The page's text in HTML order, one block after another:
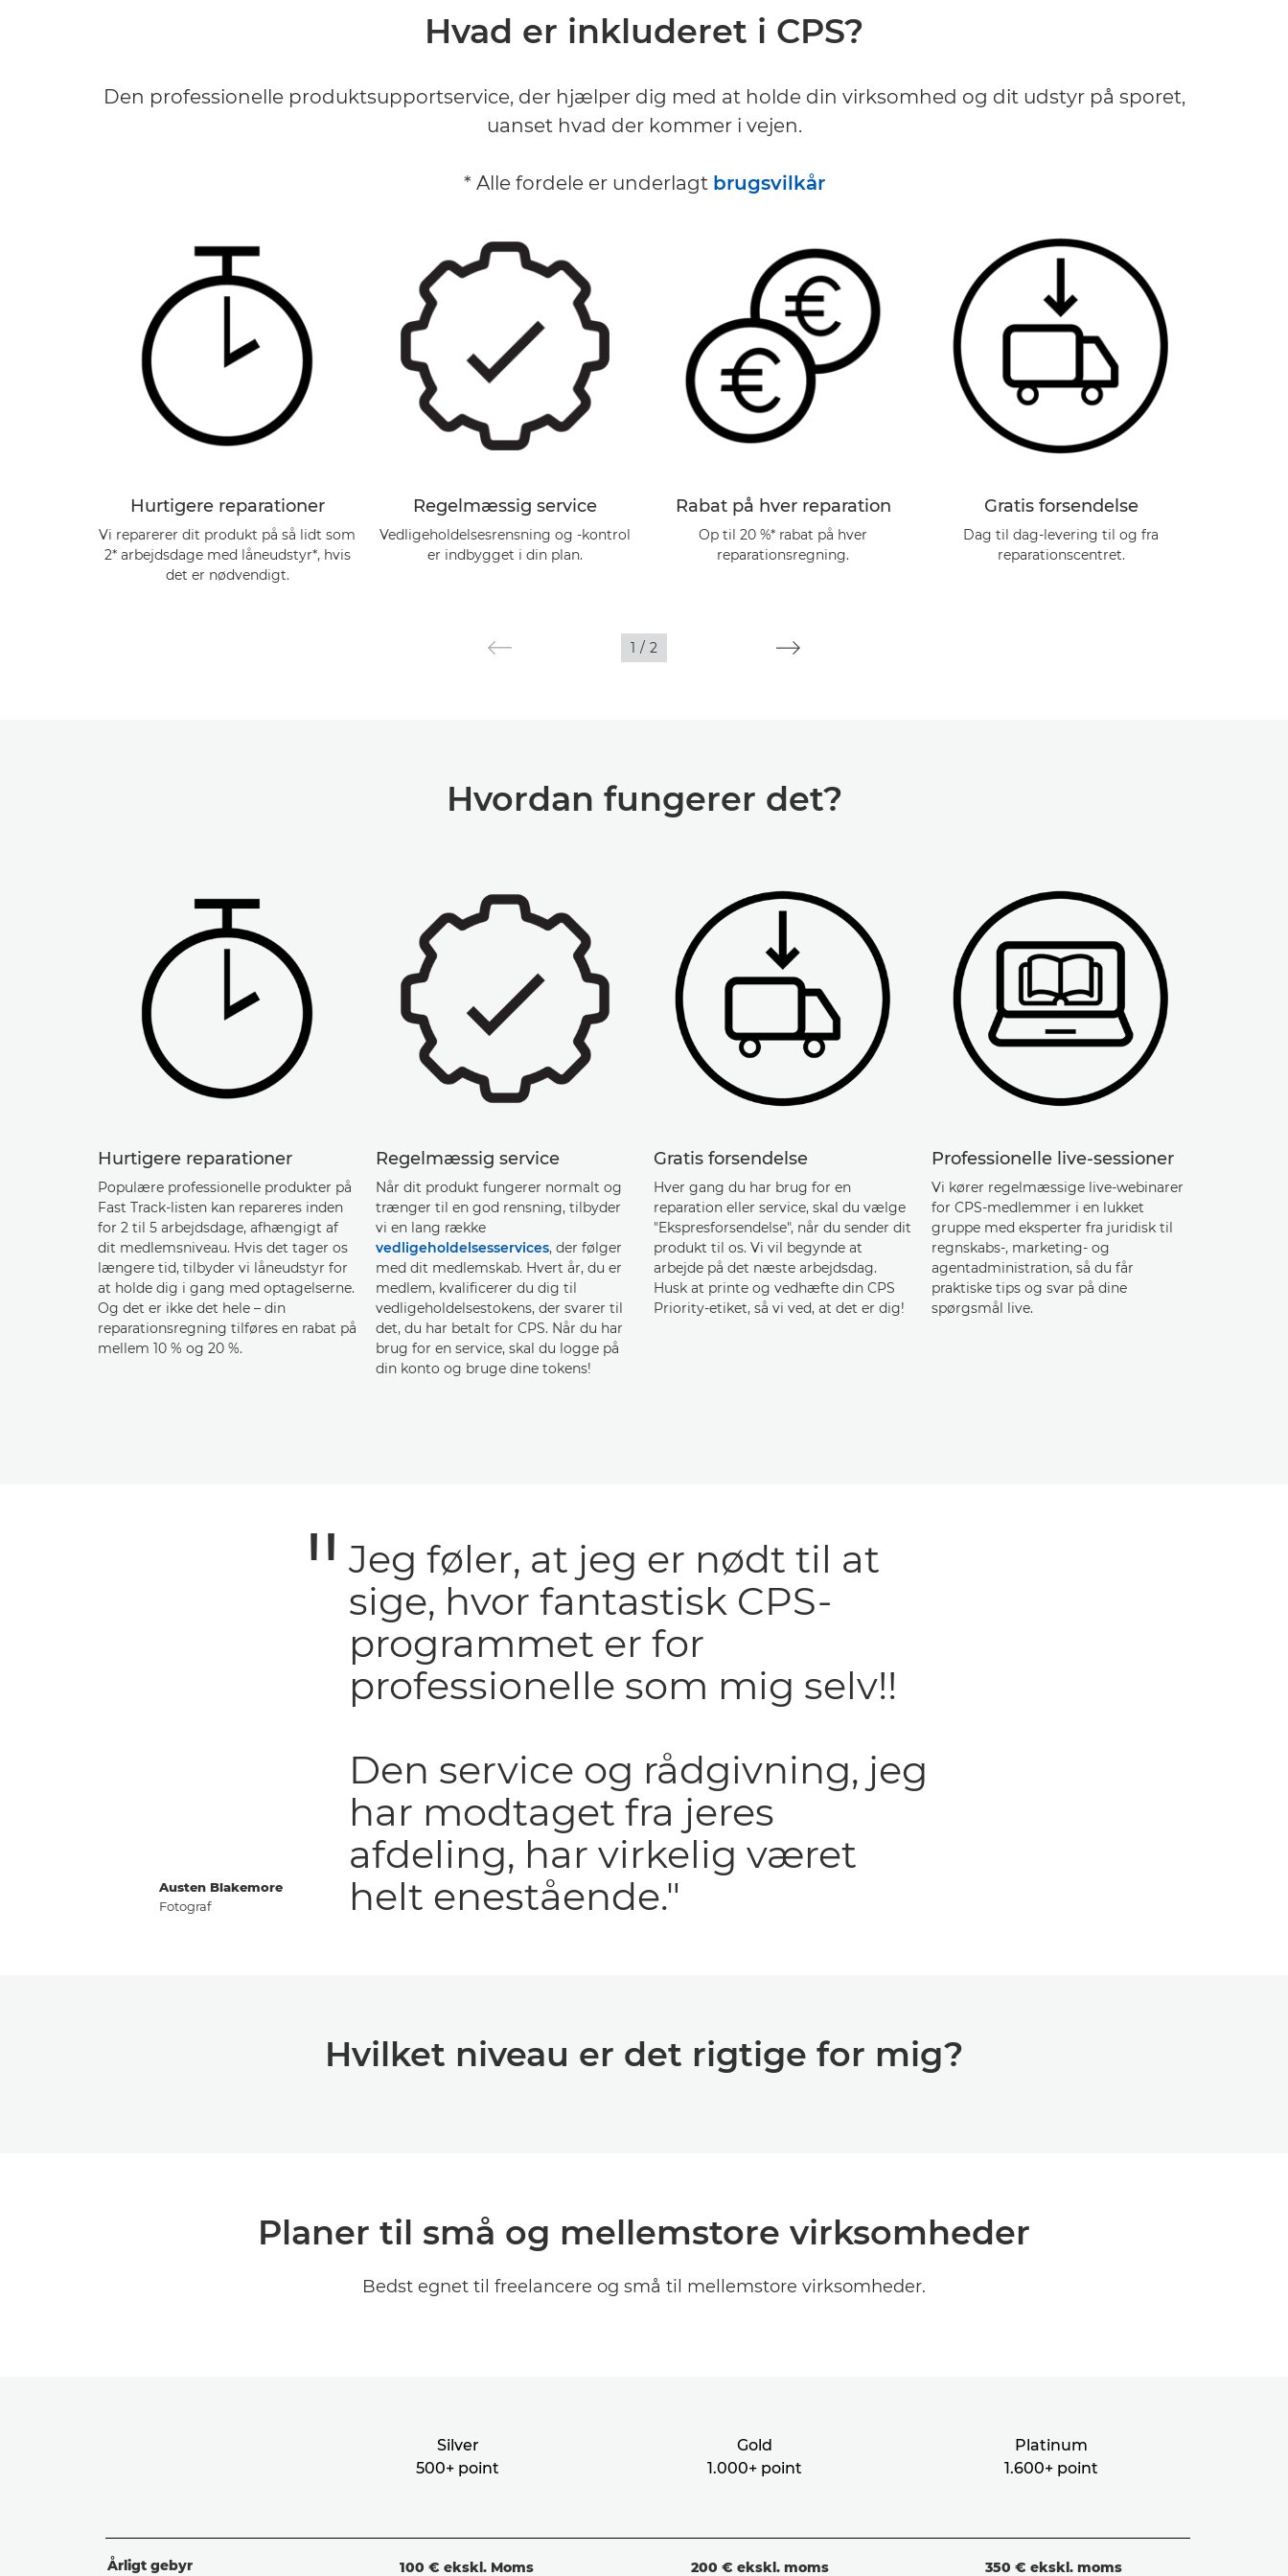
Hvad er inkluderet i CPS?
Den professionelle produktsupportservice, der hjælper dig med at holde din virksomhed og dit udstyr på sporet,
uanset hvad der kommer i vejen.
* Alle fordele er underlagt brugsvilkår
Hurtigere reparationer
Vi reparerer dit produkt på så lidt som
2* arbejdsdage med låneudstyr*, hvis
det er nødvendigt.
Regelmæssig service
Vedligeholdelsesrensning og -kontrol
er indbygget i din plan.
Rabat på hver reparation
Op til 20 %* rabat på hver
reparationsregning.
Gratis forsendelse
Dag til dag-levering til og fra
reparationscentret.
1 / 2
Hvordan fungerer det?
Hurtigere reparationer
Populære professionelle produkter på
Fast Track-listen kan repareres inden
for 2 til 5 arbejdsdage, afhængigt af
dit medlemsniveau. Hvis det tager os
længere tid, tilbyder vi låneudstyr for
at holde dig i gang med optagelserne.
Og det er ikke det hele – din
reparationsregning tilføres en rabat på
mellem 10 % og 20 %.
Regelmæssig service
Når dit produkt fungerer normalt og
trænger til en god rensning, tilbyder
vi en lang række
vedligeholdelsesservices, der følger
med dit medlemskab. Hvert år, du er
medlem, kvalificerer du dig til
vedligeholdelsestokens, der svarer til
det, du har betalt for CPS. Når du har
brug for en service, skal du logge på
din konto og bruge dine tokens!
Gratis forsendelse
Hver gang du har brug for en
reparation eller service, skal du vælge
"Ekspresforsendelse", når du sender dit
produkt til os. Vi vil begynde at
arbejde på det næste arbejdsdag.
Husk at printe og vedhæfte din CPS
Priority-etiket, så vi ved, at det er dig!
Professionelle live-sessioner
Vi kører regelmæssige live-webinarer
for CPS-medlemmer i en lukket
gruppe med eksperter fra juridisk til
regnskabs-, marketing- og
agentadministration, så du får
praktiske tips og svar på dine
spørgsmål live.
Austen Blakemore
Fotograf
Jeg føler, at jeg er nødt til at
sige, hvor fantastisk CPS-
programmet er for
professionelle som mig selv!!
Den service og rådgivning, jeg
har modtaget fra jeres
afdeling, har virkelig været
helt enestående."
Hvilket niveau er det rigtige for mig?
Planer til små og mellemstore virksomheder
Bedst egnet til freelancere og små til mellemstore virksomheder.
Silver
500+ point
Gold
1.000+ point
Platinum
1.600+ point
Årligt gebyr 100 € ekskl. Moms 200 € ekskl. moms 350 € ekskl. moms